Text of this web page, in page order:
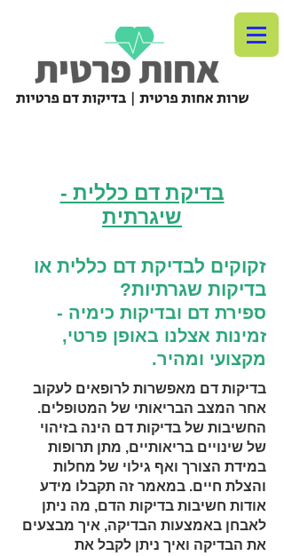
בדיקת דם כללית -
שיגרתית
זקוקים לבדיקת דם כללית או
בדיקות שגרתיות?
ספירת דם ובדיקות כימיה -
זמינות אצלנו באופן פרטי,
מקצועי ומהיר.
בדיקות דם מאפשרות לרופאים לעקוב
אחר המצב הבריאותי של המטופלים.
החשיבות של בדיקות דם הינה בזיהוי
של שינויים בריאותיים, מתן תרופות
במידת הצורך ואף גילוי של מחלות
והצלת חיים. במאמר זה תקבלו מידע
אודות חשיבות בדיקות הדם, מה ניתן
לאבחן באמצעות הבדיקה, איך מבצעים
את הבדיקה ואיך ניתן לקבל את